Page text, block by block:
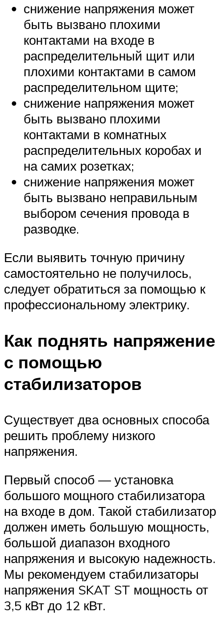
снижение напряжения может
быть вызвано плохими
контактами на входе в
распределительный щит или
плохими контактами в самом
распределительном щите;
снижение напряжения может
быть вызвано плохими
контактами в комнатных
распределительных коробах и
на самих розетках;
снижение напряжения может
быть вызвано неправильным
выбором сечения провода в
разводке.
Если выявить точную причину
самостоятельно не получилось,
следует обратиться за помощью к
профессиональному электрику.
Как поднять напряжение
с помощью
стабилизаторов
Существует два основных способа
решить проблему низкого
напряжения.
Первый способ — установка
большого мощного стабилизатора
на входе в дом. Такой стабилизатор
должен иметь большую мощность,
большой диапазон входного
напряжения и высокую надежность.
Мы рекомендуем стабилизаторы
напряжения SKAT ST мощность от
3,5 кВт до 12 кВт.